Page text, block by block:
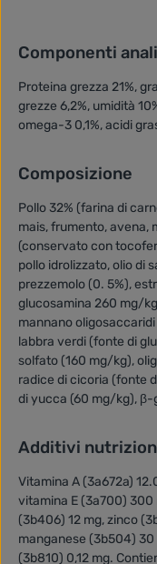
Componenti
Proteina grezza 21%,
grezze 6,2%, umidità
omega-3 0,1%, acidi
Composizione
Pollo 32% (farina di
mais, frumento, avena,
(conservato con
pollo idrolizzato, olio di
prezzemolo (0. 5%),
glucosamina 260 mg/
mannano
labbra verdi (fonte di
solfato (160 mg/kg),
radice di cicoria (fonte
di yucca (60 mg/kg),
Additivi
Vitamina A (3a672a)
vitamina E (3a700)
(3b406) 12 mg, zinco
manganese (3b504) 30
(3b810) 0,12 mg.